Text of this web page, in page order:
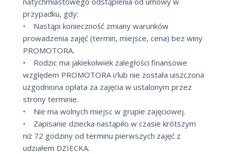
przypadku, gdy:
• Nastąpi konieczność zmiany warunków
prowadzenia zajęć (termin, miejsce, cena) bez winy
PROMOTORA.
• Rodzic ma jakiekolwiek zaległości finansowe
względem PROMOTORA i/lub nie została uiszczona
uzgodniona opłata za zajęcia w ustalonym przez
strony terminie.
• Nie ma wolnych miejsc w grupie zajęciowej.
• Zapisanie dziecka nastąpiło w czasie krótszym
niż 72 godziny od terminu pierwszych zajęć z
udziałem DZIECKA.